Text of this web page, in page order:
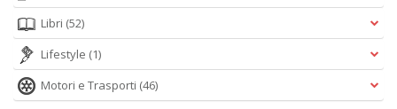
Libri (52)
Lifestyle (1)
Motori e Trasporti (46)